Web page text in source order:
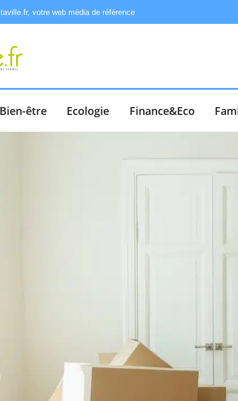
votre web média de référence
Bien-être Ecologie Finance&Eco